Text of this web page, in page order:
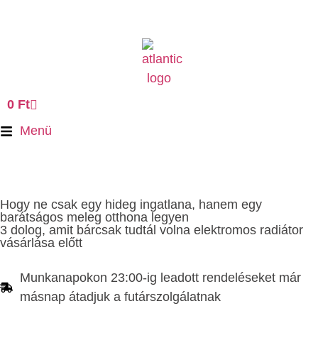
0 Ft
Menü
Hogy ne csak egy hideg ingatlana, hanem egy
barátságos meleg otthona legyen
3 dolog, amit bárcsak tudtál volna elektromos radiátor
vásárlása előtt
Munkanapokon 23:00-ig leadott rendeléseket már
másnap átadjuk a futárszolgálatnak